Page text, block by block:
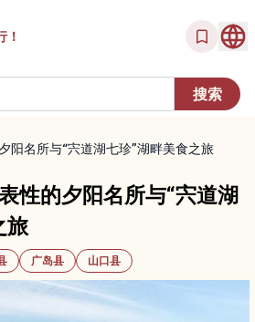
！
阳名所与“宍道湖七珍”湖畔美食之旅
性的夕阳名所与“宍道湖
旅
广岛县 山口县